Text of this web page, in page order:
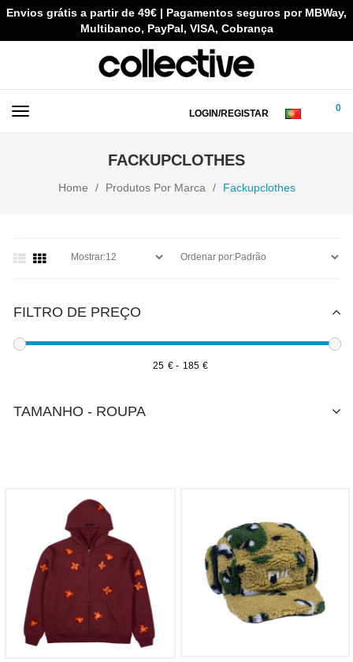
Envios grátis a partir de 49€ | Pagamentos seguros por MBWay,
Multibanco, PayPal, VISA, Cobrança
LOGIN/REGISTAR 0
FACKUPCLOTHES
Home Produtos Por Marca Fackupclothes
FILTRO DE PREÇO
€ - €
TAMANHO - ROUPA